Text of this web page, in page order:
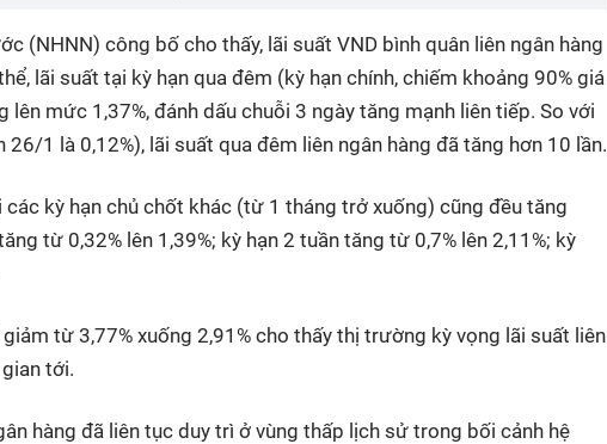
(NHNN) công bố cho thấy, lãi suất VND bình quân liên ngân hàng
lãi suất tại kỳ hạn qua đêm (kỳ hạn chính, chiếm khoảng 90% giá
mức 1,37%, đánh dấu chuỗi 3 ngày tăng mạnh liên tiếp. So với
1 là 0,12%), lãi suất qua đêm liên ngân hàng đã tăng hơn 10 lần.
các kỳ hạn chủ chốt khác (từ 1 tháng trở xuống) cũng đều tăng
từ 0,32% lên 1,39%; kỳ hạn 2 tuần tăng từ 0,7% lên 2,11%; kỳ
từ 3,77% xuống 2,91% cho thấy thị trường kỳ vọng lãi suất liên
tới.
hàng đã liên tục duy trì ở vùng thấp lịch sử trong bối cảnh hệ